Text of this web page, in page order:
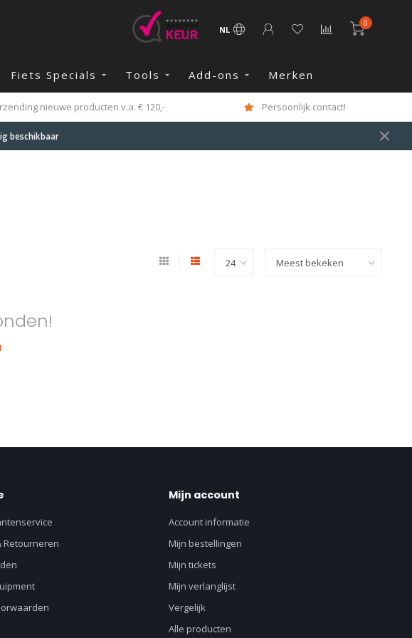
NL
0
Fiets Specials Tools Add-ons Merken
nieuwe producten v.a. € 120,- Persoonlijk contact!
beschikbaar
Retourneren
Mijn account
Account informatie
Mijn bestellingen
Mijn tickets
Mijn verlanglijst
Vergelijk
Alle producten